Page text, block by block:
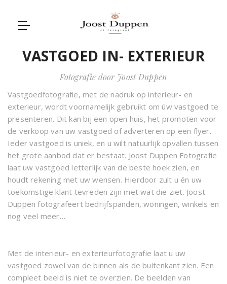
VASTGOED IN- EXTERIEUR
Fotografie door Joost Duppen
Vastgoedfotografie, met de nadruk op interieur- en
exterieur, wordt voornamelijk gebruikt om úw vastgoed te
presenteren. Dit kan bij een open huis, het promoten voor
de verkoop van uw vastgoed of adverteren op een flyer.
Ieder vastgoed is uniek, en u wilt natuurlijk opvallen tussen
het grote aanbod dat er bestaat. Joost Duppen Fotografie
laat uw vastgoed letterlijk van de beste hoek zien, en
houdt rekening met uw wensen. Hierdoor zult u én uw
toekomstige klant tevreden zijn met wat die ziet. Joost
Duppen fotografeert bedrijfspanden, woningen, winkels en
nog veel meer…
Met de interieur- en exterieurfotografie laat u uw
vastgoed zowel van de binnen als de buitenkant zien. Een
compleet beeld is niet te overzien. De beelden van